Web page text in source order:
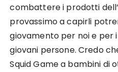
combattere i prodotti
provassimo a capirli
giovamento per noi e per
giovani persone. Credo
Squid Game a bambini di